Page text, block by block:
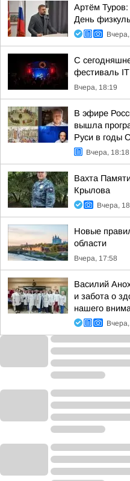
Артём
День
С
фестиваль IT
Вчера, 18:19
В эфире
вышла
Руси в годы
Вчера, 18:18
Вахта
Крылова
Вчера,
Новые
области
Вчера, 17:58
Василий
и забота о
нашего